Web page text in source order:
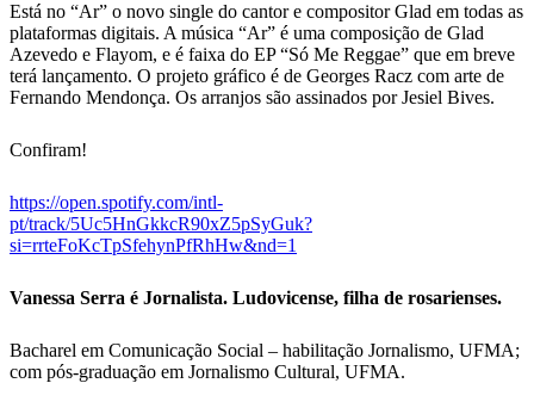
Está no “Ar” o novo single do cantor e compositor Glad em todas as
plataformas digitais. A música “Ar” é uma composição de Glad
Azevedo e Flayom, e é faixa do EP “Só Me Reggae” que em breve
terá lançamento. O projeto gráfico é de Georges Racz com arte de
Fernando Mendonça. Os arranjos são assinados por Jesiel Bives.
Confiram!
https://open.spotify.com/intl-
pt/track/5Uc5HnGkkcR90xZ5pSyGuk?
si=rrteFoKcTpSfehynPfRhHw&nd=1
Vanessa Serra é Jornalista. Ludovicense, filha de rosarienses.
Bacharel em Comunicação Social – habilitação Jornalismo, UFMA;
com pós-graduação em Jornalismo Cultural, UFMA.